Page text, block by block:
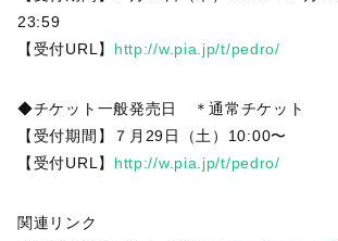
23:59
【受付URL】 http://w.pia.jp/t/pedro/
◆チケット一般発売日 ＊通常チケット
【受付期間】７月29日（土）10:00〜
【受付URL】 http://w.pia.jp/t/pedro/
関連リンク